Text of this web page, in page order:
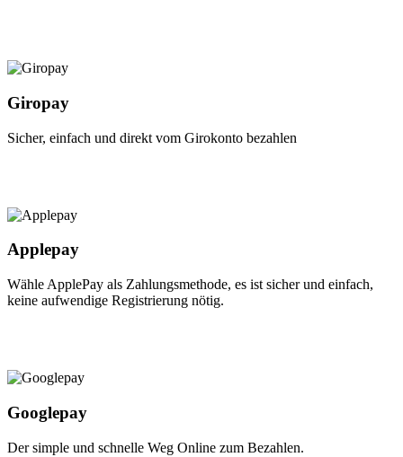
Giropay
Sicher, einfach und direkt vom Girokonto bezahlen
Applepay
Wähle ApplePay als Zahlungsmethode, es ist sicher und einfach,
keine aufwendige Registrierung nötig.
Googlepay
Der simple und schnelle Weg Online zum Bezahlen.